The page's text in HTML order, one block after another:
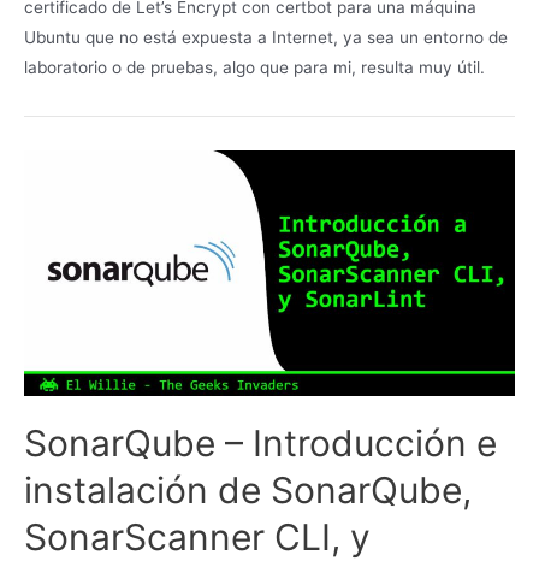
certificado de Let’s Encrypt con certbot para una máquina
Ubuntu que no está expuesta a Internet, ya sea un entorno de
laboratorio o de pruebas, algo que para mi, resulta muy útil.
SonarQube – Introducción e
instalación de SonarQube,
SonarScanner CLI, y